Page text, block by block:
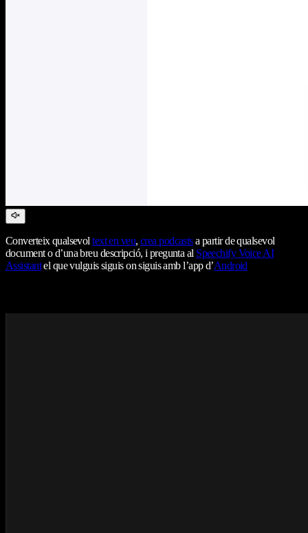
Converteix qualsevoltext en veu, crea podcastsa partir de qualsevol
document o d’una breu descripció, i pregunta al Speechify Voice AI
Assistantel que vulguis siguis on siguis amb l’app d’Android